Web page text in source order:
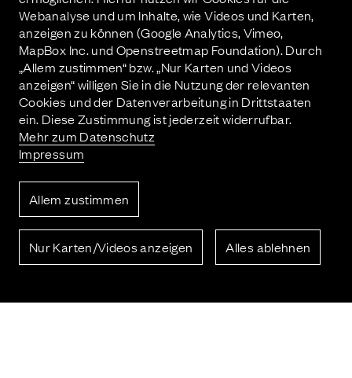
vorheriges Projekt
nächstes Projekt
Webanalyse und um Inhalte, wie Videos und Karten,
anzeigen zu können (Google Analytics, Vimeo,
MapBox Inc. und Openstreetmap Foundation). Durch
„Allem zustimmen“ bzw. „Nur Karten und Videos
anzeigen“ willigen Sie in die Nutzung der relevanten
Cookies und der Datenverarbeitung in Drittstaaten
ein. Diese Zustimmung ist jederzeit widerrufbar.
Mehr zum Datenschutz
Impressum
Allem zustimmen
Nur Karten/Videos anzeigen Alles ablehnen